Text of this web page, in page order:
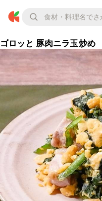
ゴロッと 豚肉ニラ玉炒め